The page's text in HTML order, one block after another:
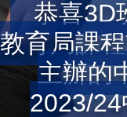
恭喜3D
教育局課
主辦的
2023/